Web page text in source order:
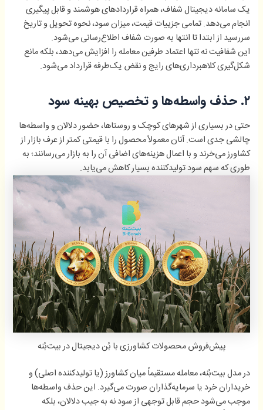
یک سامانه دیجیتال شفاف، همراه قراردادهای هوشمند و قابل پیگیری
انجام می‌دهد. تمامی جزییات قیمت، میزان سود، نحوه تحویل و تاریخ
سررسید از ابتدا تا انتها به صورت شفاف اطلاع‌رسانی می‌شود.
این شفافیت نه تنها اعتماد طرفین معامله را افزایش می‌دهد، بلکه مانع
شکل‌گیری کلاهبرداری‌های رایج و نقض یک‌طرفه قرارداد می‌شود.
۲. حذف واسطه‌ها و تخصیص بهینه سود
حتی در بسیاری از شهرهای کوچک و روستاها، حضور دلالان و واسطه‌ها
چالشی جدی است. آنان معمولاً محصول را با قیمتی کمتر از عرف بازار از
کشاورز می‌خرند و با اعمال هزینه‌های اضافی آن را به بازار می‌رسانند؛ به
طوری که سهم سود تولیدکننده بسیار کاهش می‌یابد.
پیش‌فروش محصولات کشاورزی با بُن دیجیتال در بیت‌بُنه
در مدل بیت‌بُنه، معامله مستقیماً میان کشاورز (یا تولیدکننده اصلی) و
خریداران خرد یا سرمایه‌گذاران صورت می‌گیرد. این حذف واسطه‌ها
موجب می‌شود حجم قابل توجهی از سود نه به جیب دلالان، بلکه